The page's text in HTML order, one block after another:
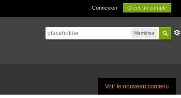
Connexion Créer un compte
Membres
Voir le nouveau contenu